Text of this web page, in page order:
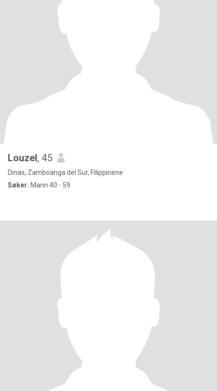
Louzel, 45
Dinas, Zamboanga del Sur, Filippinene
Søker: Mann 40 - 59